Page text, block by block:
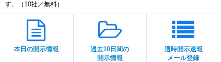
す。（10社／無料）
本日の開示情報
過去10日間の
開示情報
適時開示速報
メール登録